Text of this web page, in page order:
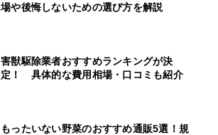
場や後悔しないための選び方を解説
害獣駆除業者おすすめランキングが決
定！ 具体的な費用相場・口コミも紹介
もったいない野菜のおすすめ通販5選！規